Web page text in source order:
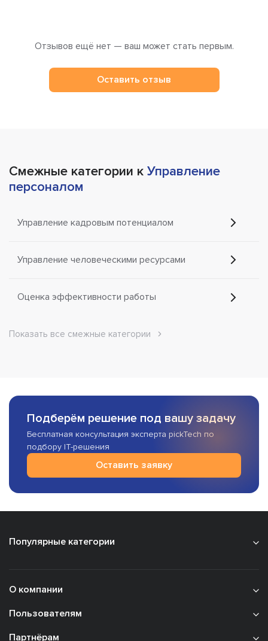
Отзывов ещё нет — ваш может стать первым.
Оставить отзыв
Смежные категории к Управление
персоналом
Управление кадровым потенциалом
Управление человеческими ресурсами
Оценка эффективности работы
Показать все смежные категории
Подберём решение под вашу задачу
Бесплатная консультация эксперта pickTech по
подбору IT-решения
Оставить заявку
Популярные категории
О компании
Пользователям
Партнёрам